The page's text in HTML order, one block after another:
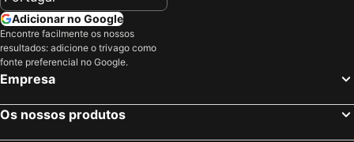
Adicionar no Google
Encontre facilmente os nossos
resultados: adicione o trivago como
fonte preferencial no Google.
Empresa
Os nossos produtos